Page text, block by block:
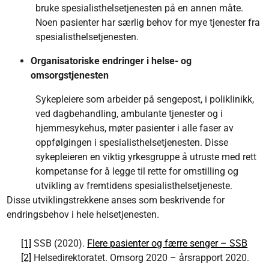
bruke spesialisthelsetjenesten på en annen måte.
Noen pasienter har særlig behov for mye tjenester fra
spesialisthelsetjenesten.
Organisatoriske endringer i helse- og
omsorgstjenesten
Sykepleiere som arbeider på sengepost, i poliklinikk,
ved dagbehandling, ambulante tjenester og i
hjemmesykehus, møter pasienter i alle faser av
oppfølgingen i spesialisthelsetjenesten. Disse
sykepleieren en viktig yrkesgruppe å utruste med rett
kompetanse for å legge til rette for omstilling og
utvikling av fremtidens spesialisthelsetjeneste.
Disse utviklingstrekkene anses som beskrivende for
endringsbehov i hele helsetjenesten.
[1] SSB (2020). Flere pasienter og færre senger – SSB
[2] Helsedirektoratet. Omsorg 2020 – årsrapport 2020.